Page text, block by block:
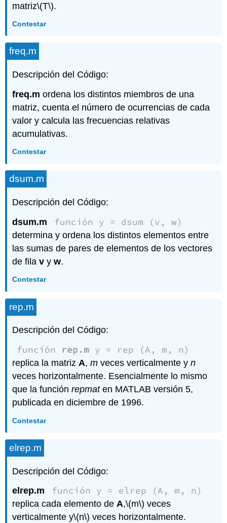
matriz\(T\).
Contestar
freq.m
Descripción del Código:
freq.m ordena los distintos miembros de una
matriz, cuenta el número de ocurrencias de cada
valor y calcula las frecuencias relativas
acumulativas.
Contestar
dsum.m
Descripción del Código:
dsum.m
función y = dsum (v, w)
determina y ordena los distintos elementos entre
las sumas de pares de elementos de los vectores
de filav yw.
Contestar
rep.m
Descripción del Código:
función rep.m y = rep (A, m, n)
replica la matrizA,m veces verticalmente yn
veces horizontalmente. Esencialmente lo mismo
que la funciónrepmaten MATLAB versión 5,
publicada en diciembre de 1996.
Contestar
elrep.m
Descripción del Código:
elrep.m
función y = elrep (A, m, n)
replica cada elemento deA,\(m\) veces
verticalmente y\(n\) veces horizontalmente.